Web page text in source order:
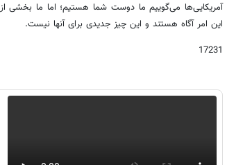
آمریکایی‌ها می‌گوییم ما دوست شما هستیم؛ اما ما بخشی
این امر آگاه هستند و این چیز جدیدی برای آنها نیست.
17231